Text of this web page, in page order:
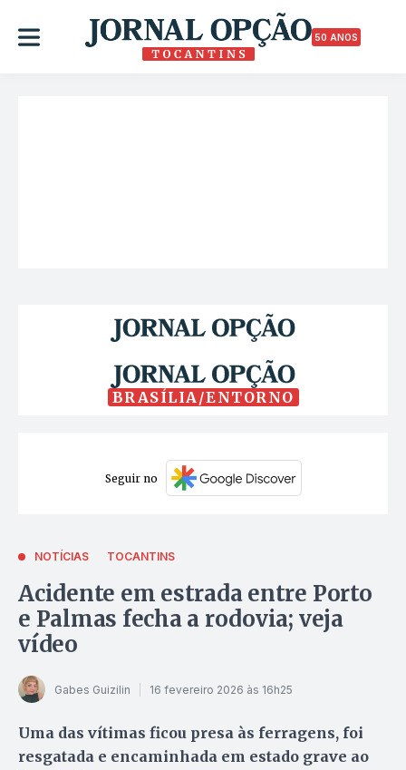
50 ANOS
BRASÍLIA/ENTORNO
Seguir no
NOTÍCIAS TOCANTINS
Acidente em estrada entre Porto
e Palmas fecha a rodovia; veja
vídeo
Gabes Guizilin 16 fevereiro 2026 às 16h25
Uma das vítimas ficou presa às ferragens, foi
resgatada e encaminhada em estado grave ao